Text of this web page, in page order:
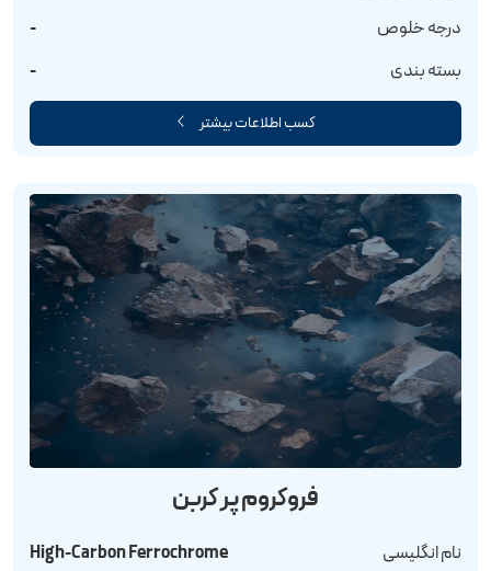
درجه خلوص
-
بسته بندی
-
کسب اطلاعات بیشتر
فروکروم پر کربن
نام انگلیسی
High-Carbon Ferrochrome